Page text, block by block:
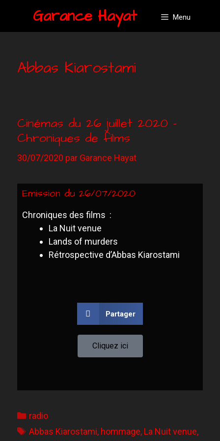
Garance Hayat Menu
Abbas Kiarostami
Cinémas du 26 juillet 2020 –
Chroniques de films
30/07/2020 par Garance Hayat
Emission du 26/07/2020
Chroniques des films :
La Nuit venue
Lands of murders
Rétrospective d’Abbas Kiarostami
Partager
Cliquez ici
radio
Abbas Kiarostami, hommage, La Nuit venue,